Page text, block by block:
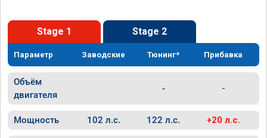
Stage 1 Stage 2
Параметр Заводские Тюнинг* Прибавка
Объём
двигателя
- -
Мощность 102 л.с. 122 л.с. +20 л.с.